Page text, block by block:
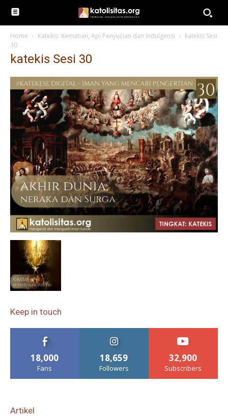
Home Katekis: Kematian, Api Penyucian dan Indulgensi
katekis Sesi
30
katekis Sesi 30
Keep in touch
18,000
Fans
18,659
Followers
32,900
Subscribers
Artikel